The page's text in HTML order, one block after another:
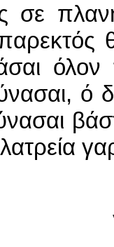
σε
όλον
ό